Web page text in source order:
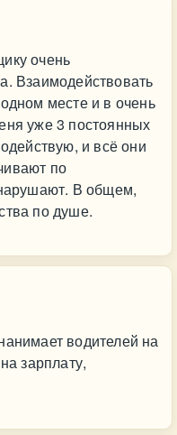
очень
Взаимодействовать
месте и в очень
уже 3 постоянных
и всё они
по
В общем,
по душе.
водителей на
зарплату,